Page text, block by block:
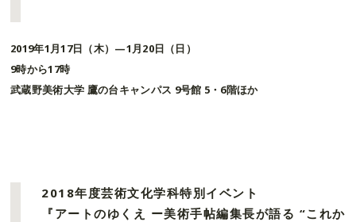
2019年1月17日（木）—1月20日（日）
9時から17時
武蔵野美術大学 鷹の台キャンパス 9号館 5・6階ほか
2018年度芸術文化学科特別イベント
『アートのゆくえ ー美術手帖編集長が語る “これか